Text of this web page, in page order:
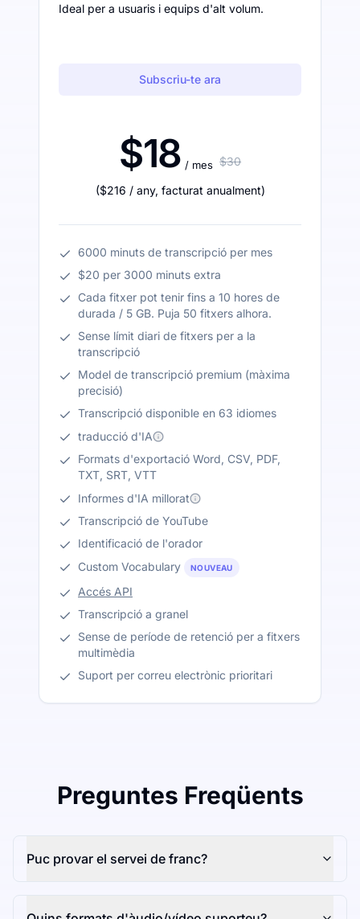
Ideal per a usuaris i equips d'alt volum.
Subscriu-te ara
$18 / mes $30
($216 / any, facturat anualment)
6000 minuts de transcripció per mes
$20 per 3000 minuts extra
Cada fitxer pot tenir fins a 10 hores de
durada / 5 GB. Puja 50 fitxers alhora.
Sense límit diari de fitxers per a la
transcripció
Model de transcripció premium (màxima
precisió)
Transcripció disponible en 63 idiomes
traducció d'IA
Formats d'exportació Word, CSV, PDF,
TXT, SRT, VTT
Informes d'IA millorat
Transcripció de YouTube
Identificació de l'orador
Custom Vocabulary
NOUVEAU
Accés API
Transcripció a granel
Sense de període de retenció per a fitxers
multimèdia
Suport per correu electrònic prioritari
Preguntes Freqüents
Puc provar el servei de franc?